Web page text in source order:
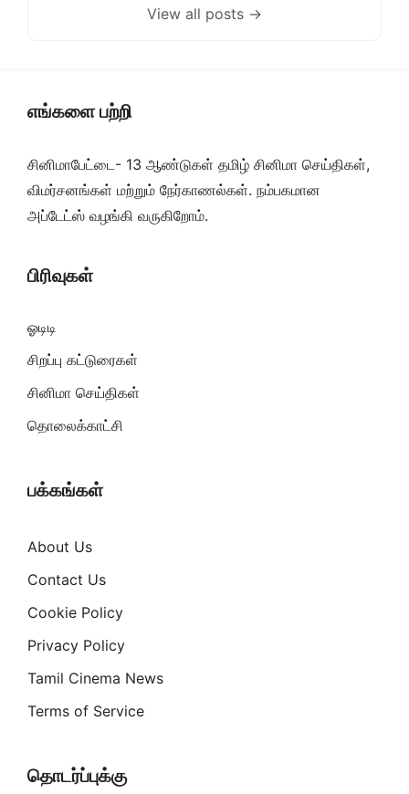
View all posts →
எங்களை பற்றி
சினிமாபேட்டை- 13 ஆண்டுகள் தமிழ் சினிமா செய்திகள்,
விமர்சனங்கள் மற்றும் நேர்காணல்கள். நம்பகமான
அப்டேட்ஸ் வழங்கி வருகிறோம்.
பிரிவுகள்
ஓடிடி
சிறப்பு கட்டுரைகள்
சினிமா செய்திகள்
தொலைக்காட்சி
பக்கங்கள்
About Us
Contact Us
Cookie Policy
Privacy Policy
Tamil Cinema News
Terms of Service
தொடர்ப்புக்கு